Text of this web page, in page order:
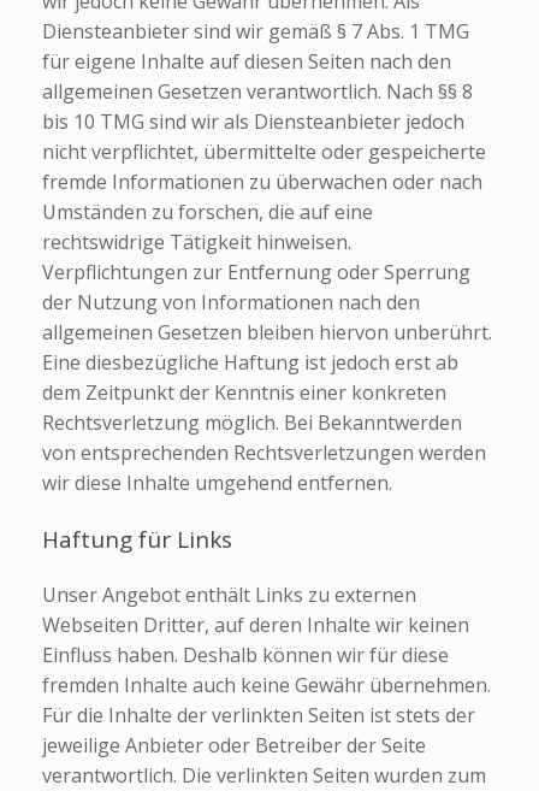
Diensteanbieter sind wir gemäß § 7 Abs. 1 TMG
für eigene Inhalte auf diesen Seiten nach den
allgemeinen Gesetzen verantwortlich. Nach §§ 8
bis 10 TMG sind wir als Diensteanbieter jedoch
nicht verpflichtet, übermittelte oder gespeicherte
fremde Informationen zu überwachen oder nach
Umständen zu forschen, die auf eine
rechtswidrige Tätigkeit hinweisen.
Verpflichtungen zur Entfernung oder Sperrung
der Nutzung von Informationen nach den
allgemeinen Gesetzen bleiben hiervon unberührt.
Eine diesbezügliche Haftung ist jedoch erst ab
dem Zeitpunkt der Kenntnis einer konkreten
Rechtsverletzung möglich. Bei Bekanntwerden
von entsprechenden Rechtsverletzungen werden
wir diese Inhalte umgehend entfernen.
Haftung für Links
Unser Angebot enthält Links zu externen
Webseiten Dritter, auf deren Inhalte wir keinen
Einfluss haben. Deshalb können wir für diese
fremden Inhalte auch keine Gewähr übernehmen.
Für die Inhalte der verlinkten Seiten ist stets der
jeweilige Anbieter oder Betreiber der Seite
verantwortlich. Die verlinkten Seiten wurden zum